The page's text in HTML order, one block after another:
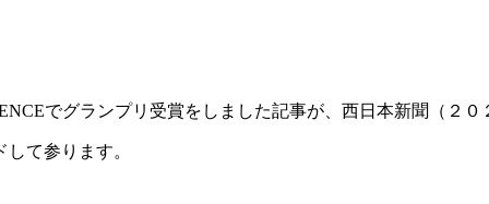
でグランプリ受賞をしました記事が、西日本新聞（２０
て参ります。